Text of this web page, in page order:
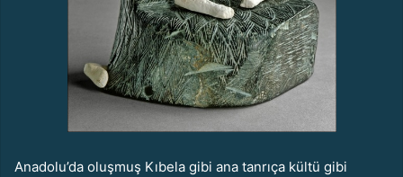
Anadolu’da oluşmuş Kıbela gibi ana tanrıça kültü gibi